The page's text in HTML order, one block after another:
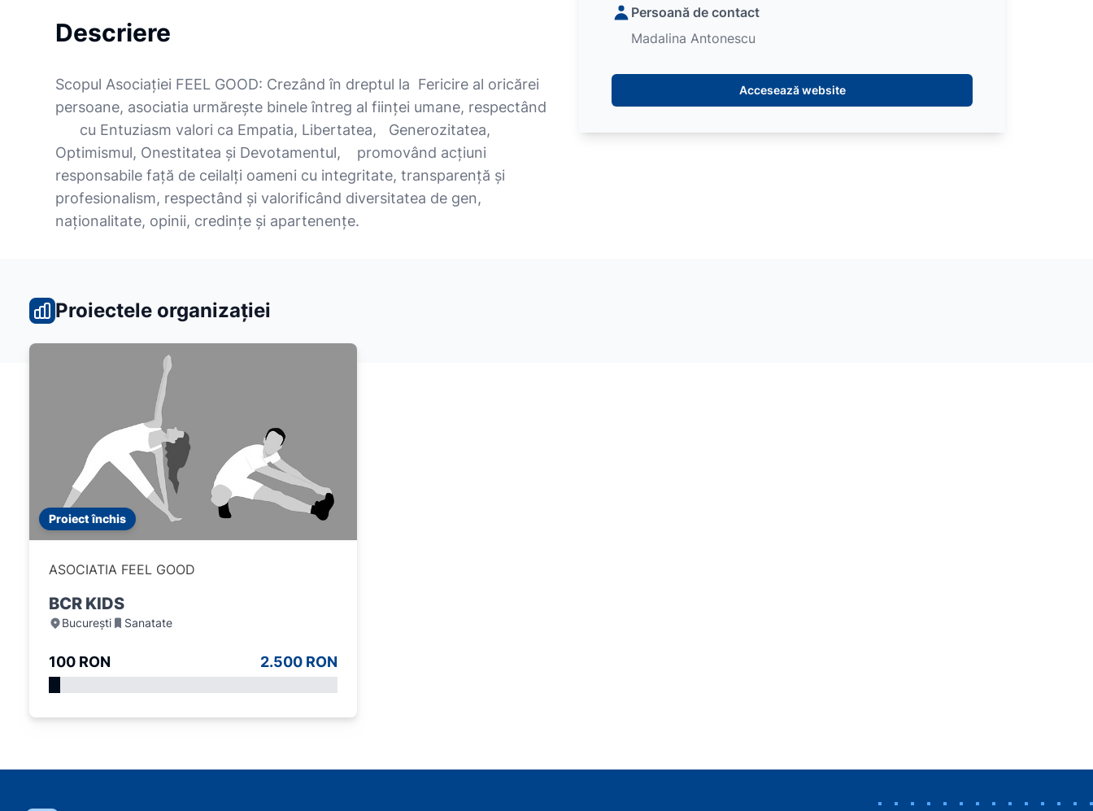
Descriere
Scopul Asociației FEEL GOOD: Crezând în dreptul la Fericire al oricărei
persoane, asociatia urmărește binele întreg al ființei umane, respectând
cu Entuziasm valori ca Empatia, Libertatea, Generozitatea,
Optimismul, Onestitatea și Devotamentul, promovând acțiuni
responsabile față de ceilalți oameni cu integritate, transparență și
profesionalism, respectând și valorificând diversitatea de gen,
naționalitate, opinii, credințe și apartenențe.
Persoană de contact
Madalina Antonescu
Accesează website
Proiectele organizației
Proiect închis
ASOCIATIA FEEL GOOD
BCR KIDS
București Sanatate
100 RON 2.500 RON